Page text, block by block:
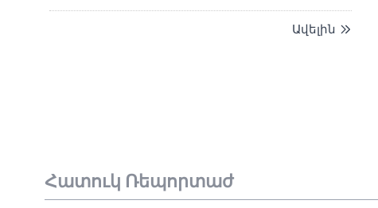
Ավելին
Հատուկ Ռեպորտաժ